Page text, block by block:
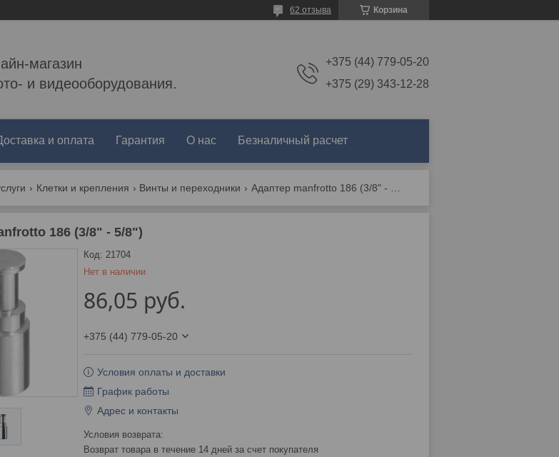
Корзина
62 отзыва
магазин
и видеооборудования.
+375 (44) 779-05-20
+375 (29) 343-12-28
и оплата Гарантия О нас Безналичный расчет
Клетки и крепления Винты и переходники
186 (3/8" - 5/8")
Нет в наличии
Код: 21704
86,05 руб.
+375 (44) 779-05-20
Условия оплаты и доставки
График работы
Адрес и контакты
возврат товара в течение 14 дней за счет покупателя